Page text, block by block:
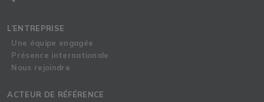
L’ENTREPRISE
Une équipe engagée
Présence internationale
Nous rejoindre
ACTEUR DE RÉFÉRENCE